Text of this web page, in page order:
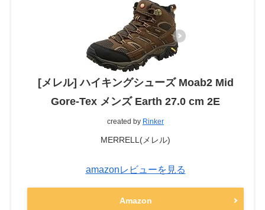
[メレル] ハイキングシューズ Moab2 Mid
Gore-Tex メンズ Earth 27.0 cm 2E
created by Rinker
MERRELL(メレル)
amazonレビューを見る
Amazon